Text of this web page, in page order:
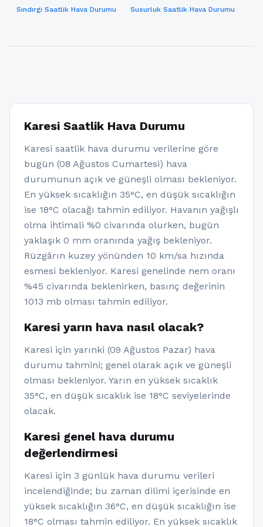
Sındırgı Saatlik Hava Durumu
Susurluk Saatlik Hava Durumu
Karesi Saatlik Hava Durumu
Karesi saatlik hava durumu verilerine göre
bugün (08 Ağustos Cumartesi) hava
durumunun açık ve güneşli olması bekleniyor.
En yüksek sıcaklığın 35°C, en düşük sıcaklığın
ise 18°C olacağı tahmin ediliyor. Havanın yağışlı
olma ihtimali %0 civarında olurken, bugün
yaklaşık 0 mm oranında yağış bekleniyor.
Rüzgârın kuzey yönünden 10 km/sa hızında
esmesi bekleniyor. Karesi genelinde nem oranı
%45 civarında beklenirken, basınç değerinin
1013 mb olması tahmin ediliyor.
Karesi yarın hava nasıl olacak?
Karesi için yarınki (09 Ağustos Pazar) hava
durumu tahmini; genel olarak açık ve güneşli
olması bekleniyor. Yarın en yüksek sıcaklık
35°C, en düşük sıcaklık ise 18°C seviyelerinde
olacak.
Karesi genel hava durumu
değerlendirmesi
Karesi için 3 günlük hava durumu verileri
incelendiğinde; bu zaman dilimi içerisinde en
yüksek sıcaklığın 36°C, en düşük sıcaklığın ise
18°C olması tahmin ediliyor. En yüksek sıcaklık